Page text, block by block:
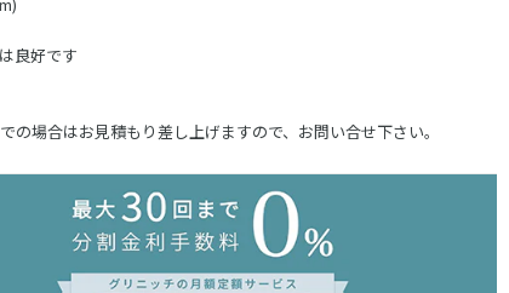
良好です
の場合はお見積もり差し上げますので、お問い合せ下さい。